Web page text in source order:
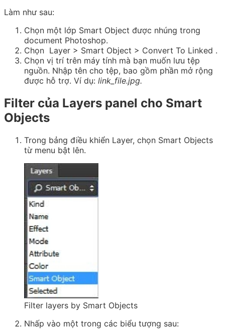
Làm như sau:
Chọn một lớp Smart Object được nhúng trong
document Photoshop.
Chọn Layer > Smart Object > Convert To Linked .
Chọn vị trí trên máy tính mà bạn muốn lưu tệp
nguồn. Nhập tên cho tệp, bao gồm phần mở rộng
được hỗ trợ. Ví dụ: link_file.jpg.
Filter của Layers panel cho Smart
Objects
Trong bảng điều khiển Layer, chọn Smart Objects
từ menu bật lên.
Filter layers by Smart Objects
Nhấp vào một trong các biểu tượng sau: